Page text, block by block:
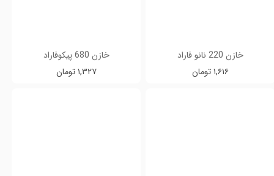
خازن 220 نانو فاراد
۱,۶۱۶ تومان
خازن 680 پیکوفاراد
۱,۳۲۷ تومان